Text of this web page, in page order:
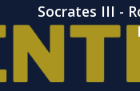
Socrates III -